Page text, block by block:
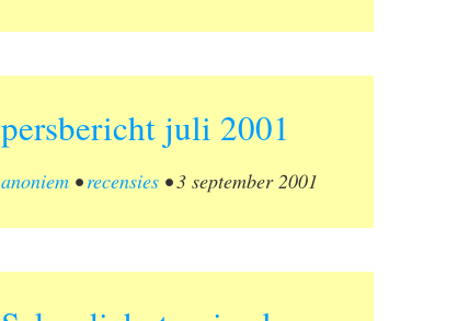
persbericht juli 2001
anoniem •recensies •3 september 2001